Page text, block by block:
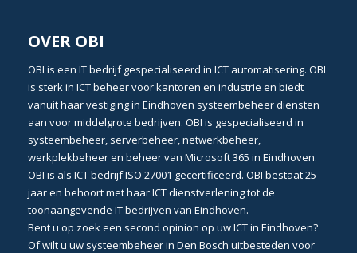
OVER OBI
OBI is een IT bedrijfgespecialiseerd in ICT automatisering. OBI
is sterk in ICT beheervoor kantoren en industrie en biedt
vanuit haar vestiging in Eindhoven systeembeheerdiensten
aan voor middelgrote bedrijven. OBI is gespecialiseerd in
systeembeheer, serverbeheer,netwerkbeheer,
werkplekbeheeren beheer van Microsoft 365 in Eindhoven.
OBI is als ICT bedrijf ISO 27001 gecertificeerd. OBI bestaat 25
jaar en behoort met haarICT dienstverleningtot de
toonaangevende IT bedrijven van Eindhoven.
Bent u op zoek een second opinion op uwICT in Eindhoven?
Of wilt u uw systeembeheer in Den Bosch uitbesteden voor